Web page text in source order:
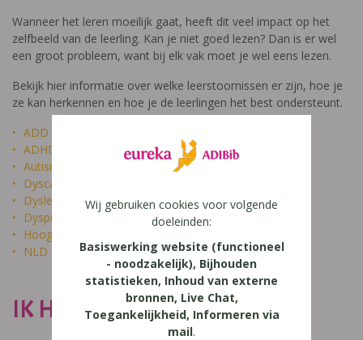
Wanneer het leren moeilijk gaat, heeft dit veel impact op het
zelfbeeld van de leerling. Kan je niet goed lezen? Dan is er wel
een groot probleem, want bij elk vak moet je wel eens lezen.
Bekijk hier informatie over welke leerstoornissen er zijn, hoe je
ze kan herkennen en hoe je de leerlingen het best ondersteunt.
ADD
ADHD
Autisme
Dyscalculie
Dyslexie
Dyspraxie
Hoogbegaafdheid
NLD
IK HEET NIET DOM
Wij gebruiken cookies voor volgende
doeleinden:
Basiswerking website (functioneel
- noodzakelijk), Bijhouden
statistieken, Inhoud van externe
bronnen, Live Chat,
Toegankelijkheid, Informeren via
mail.